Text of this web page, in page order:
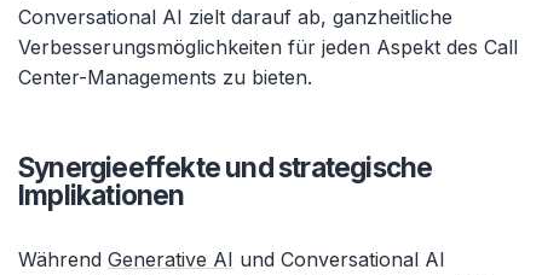
Conversational AI zielt darauf ab, ganzheitliche
Verbesserungsmöglichkeiten für jeden Aspekt des Call
Center-Managements zu bieten.
Synergieeffekte und strategische
Implikationen
Während Generative AI und Conversational AI